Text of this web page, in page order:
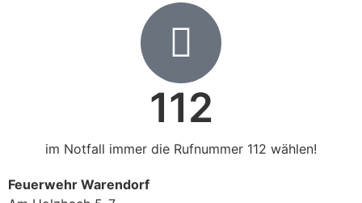
112
im Notfall immer die Rufnummer 112 wählen!
Feuerwehr Warendorf